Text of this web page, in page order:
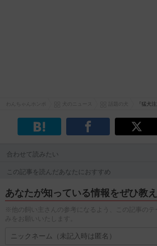
『猛犬
合わせて読みたい
この記事を読んだあなたにおすすめ
あなたが知っている情報をぜひ教
※他の飼い主さんの参考になるよう、この記事のテ
みをお願いいたします。